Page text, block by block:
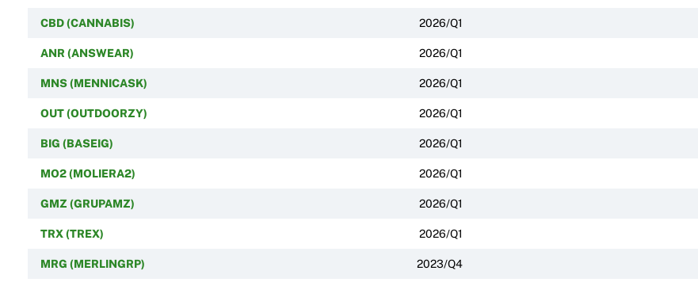
CBD (CANNABIS) 2026/Q1
ANR (ANSWEAR) 2026/Q1
MNS (MENNICASK) 2026/Q1
OUT (OUTDOORZY) 2026/Q1
BIG (BASEIG) 2026/Q1
MO2 (MOLIERA2) 2026/Q1
GMZ (GRUPAMZ) 2026/Q1
TRX (TREX) 2026/Q1
MRG (MERLINGRP) 2023/Q4